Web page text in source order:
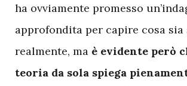
ha ovviamente promesso
approfondita per capire cosa sia
realmente, ma è evidente però
teoria da sola spiega